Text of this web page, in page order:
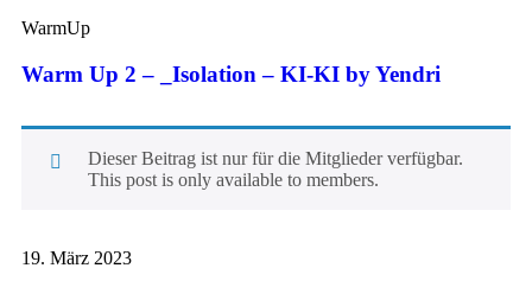
WarmUp
Warm Up 2 – _Isolation – KI-KI by Yendri
Dieser Beitrag ist nur für die Mitglieder verfügbar.
This post is only available to members.
19. März 2023